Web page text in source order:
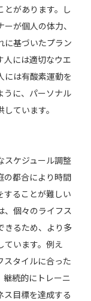
とがあります。し
が個人の体力、
に基づいたプラン
人には適切なウエ
には有酸素運動を
うに、パーソナル
ています。
スケジュール調整
の都合により時間
することが難しい
、個々のライフス
きるため、より多
ています。例え
スタイルに合った
継続的にトレーニ
ス目標を達成する